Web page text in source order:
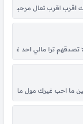
اقرب اقرب تعال
تصدقهم ترا مالي احد
ما احب غيرك مول ما